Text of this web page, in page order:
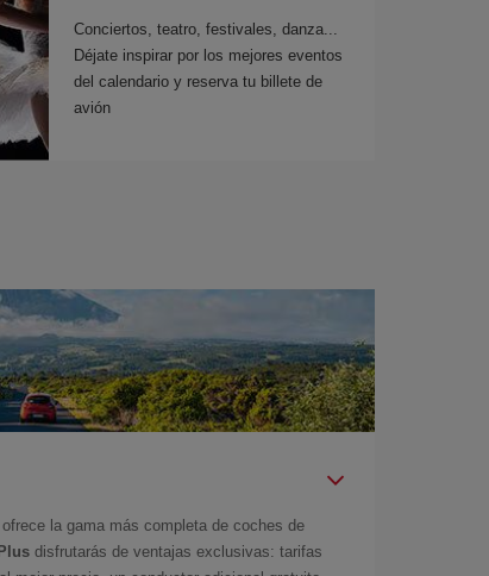
Conciertos, teatro, festivales, danza...
Déjate inspirar por los mejores eventos
del calendario y reserva tu billete de
avión
la gama más completa de coches de
disfrutarás de ventajas exclusivas: tarifas